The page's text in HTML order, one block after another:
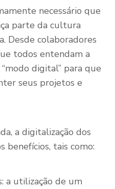
necessário que
parte da cultura
Desde colaboradores
todos entendam a
digital” para que
seus projetos e
a digitalização dos
benefícios, tais como:
a utilização de um